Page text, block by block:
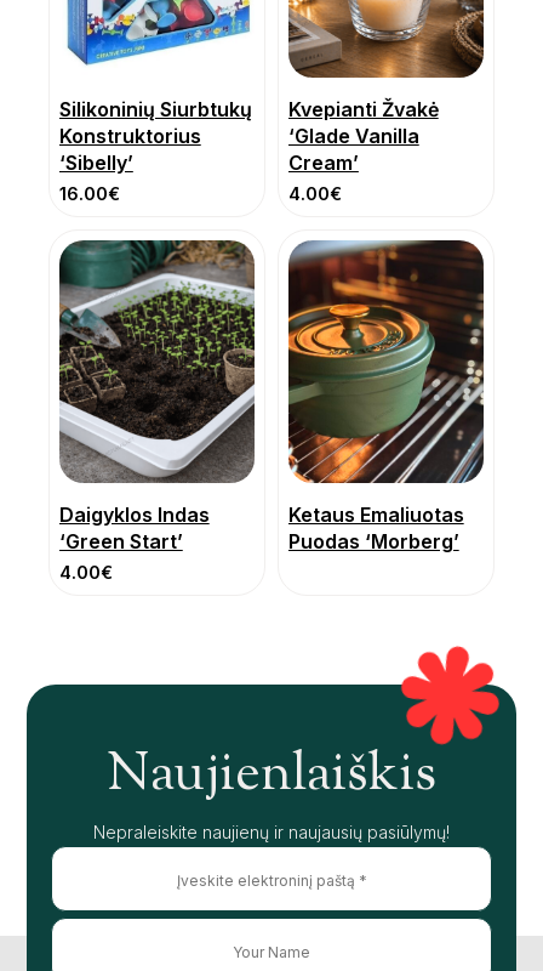
Silikoninių Siurbtukų
Konstruktorius
‘Sibelly’
16.00€
Kvepianti Žvakė
‘Glade Vanilla
Cream’
4.00€
Daigyklos Indas
‘Green Start’
4.00€
Ketaus Emaliuotas
Puodas ‘Morberg’
Naujienlaiškis
Nepraleiskite naujienų ir naujausių pasiūlymų!